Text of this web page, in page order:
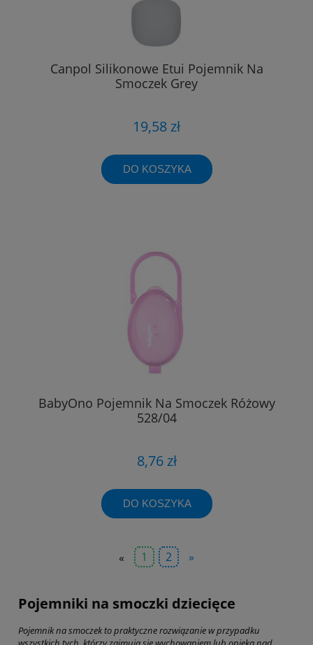
Canpol Silikonowe Etui Pojemnik Na
Smoczek Grey
19,58 zł
DO KOSZYKA
BabyOno Pojemnik Na Smoczek Różowy
528/04
8,76 zł
DO KOSZYKA
« 1 2 »
Pojemniki na smoczki dziecięce
Pojemnik na smoczekto praktyczne rozwiązanie w przypadku